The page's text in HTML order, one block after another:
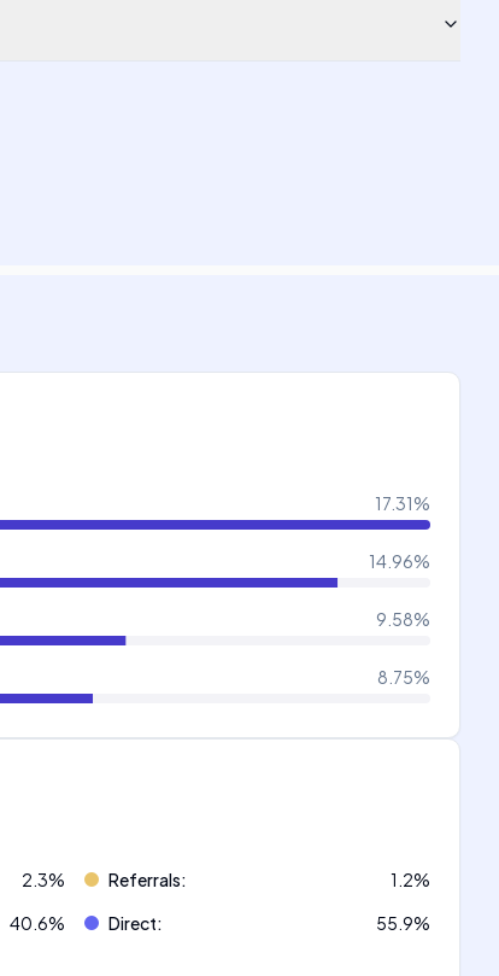
17.31%
14.96%
9.58%
8.75%
2.3% Referrals: 1.2%
40.6% Direct: 55.9%